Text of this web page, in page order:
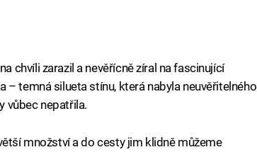
chvíli zarazil a nevěřícně zíral na fascinující
– temná silueta stínu, která nabyla neuvěřitelného
vůbec nepatřila.
množství a do cesty jim klidně můžeme